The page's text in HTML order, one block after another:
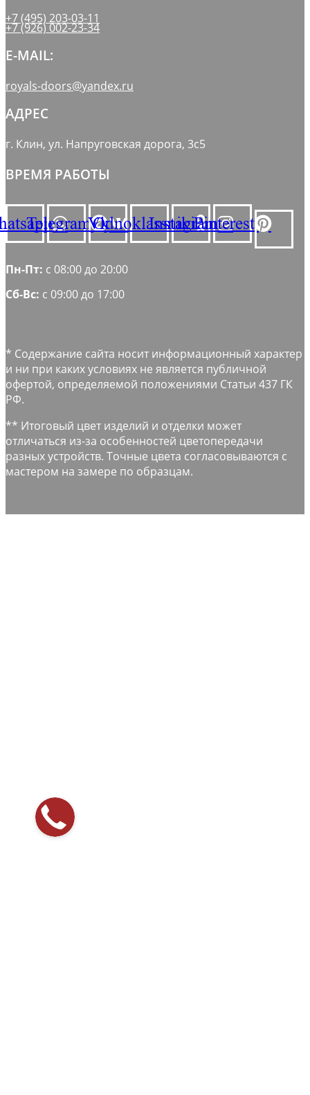
+7 (495) 203-03-11
+7 (926) 002-23-34
E-MAIL:
royals-doors@yandex.ru
АДРЕС
г. Клин, ул. Напруговская дорога, 3с5
ВРЕМЯ РАБОТЫ
TelegramVk
Odnoklassniki
InstagramPinterest
Пн-Пт: с 08:00 до 20:00
Сб-Вс: с 09:00 до 17:00
* Содержание сайта носит информационный характер
и ни при каких условиях не является публичной
офертой, определяемой положениями Статьи 437 ГК
РФ.
** Итоговый цвет изделий и отделки может
отличаться из-за особенностей цветопередачи
разных устройств. Точные цвета согласовываются с
мастером на замере по образцам.